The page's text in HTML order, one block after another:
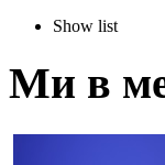
Show list
Ми в